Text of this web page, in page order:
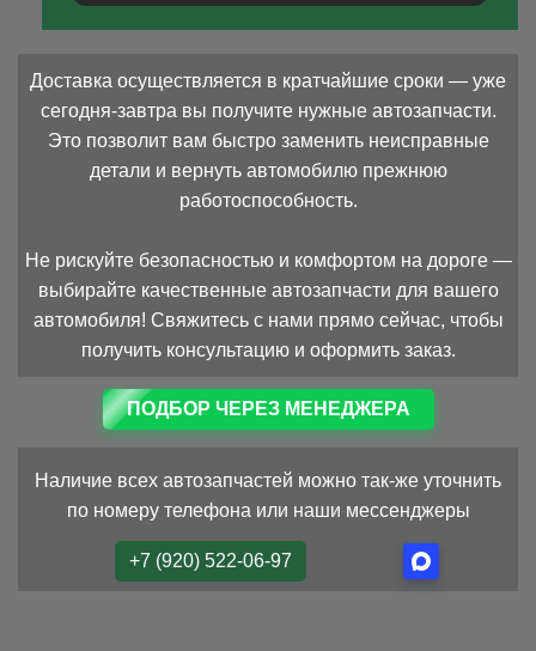
Доставка осуществляется в кратчайшие сроки — уже
сегодня-завтра вы получите нужные автозапчасти.
Это позволит вам быстро заменить неисправные
детали и вернуть автомобилю прежнюю
работоспособность.
Не рискуйте безопасностью и комфортом на дороге —
выбирайте качественные автозапчасти для вашего
автомобиля! Свяжитесь с нами прямо сейчас, чтобы
получить консультацию и оформить заказ.
ПОДБОР ЧЕРЕЗ МЕНЕДЖЕРА
Наличие всех автозапчастей можно так-же уточнить
по номеру телефона или наши мессенджеры
+7 (920) 522-06-97